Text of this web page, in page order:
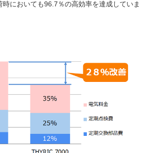
時においても96.7％の高効率を達成していま